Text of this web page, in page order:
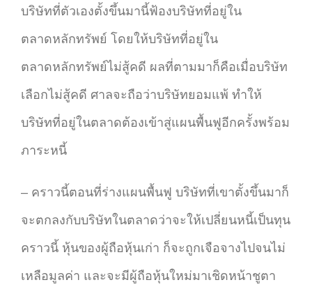
บริษัทที่ตัวเองตั้งขึ้นมานี้ฟ้องบริษัทที่อยู่ใน
ตลาดหลักทรัพย์ โดยให้บริษัทที่อยู่ใน
ตลาดหลักทรัพย์ไม่สู้คดี ผลที่ตามมาก็คือเมื่อบริษัท
เลือกไม่สู้คดี ศาลจะถือว่าบริษัทยอมแพ้ ทำให้
บริษัทที่อยู่ในตลาดต้องเข้าสู่แผนพื้นฟูอีกครั้งพร้อม
ภาระหนี้
– คราวนี้ตอนที่ร่างแผนพื้นฟู บริษัทที่เขาตั้งขึ้นมาก็
จะตกลงกับบริษัทในตลาดว่าจะให้เปลี่ยนหนี้เป็นทุน
คราวนี้ หุ้นของผู้ถือหุ้นเก่า ก็จะถูกเจือจางไปจนไม่
เหลือมูลค่า และจะมีผู้ถือหุ้นใหม่มาเชิดหน้าชูตา